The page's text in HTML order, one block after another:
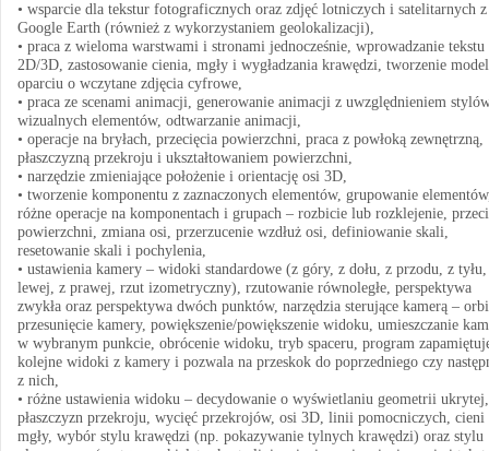
• wsparcie dla tekstur fotograficznych oraz zdjęć lotniczych i satelitarnych z
Google Earth (również z wykorzystaniem geolokalizacji),
• praca z wieloma warstwami i stronami jednocześnie, wprowadzanie tekstu
2D/3D, zastosowanie cienia, mgły i wygładzania krawędzi, tworzenie
oparciu o wczytane zdjęcia cyfrowe,
• praca ze scenami animacji, generowanie animacji z uwzględnieniem
wizualnych elementów, odtwarzanie animacji,
• operacje na bryłach, przecięcia powierzchni, praca z powłoką zewnętrzną,
płaszczyzną przekroju i ukształtowaniem powierzchni,
• narzędzie zmieniające położenie i orientację osi 3D,
• tworzenie komponentu z zaznaczonych elementów, grupowanie
różne operacje na komponentach i grupach – rozbicie lub rozklejenie,
powierzchni, zmiana osi, przerzucenie wzdłuż osi, definiowanie skali,
resetowanie skali i pochylenia,
• ustawienia kamery – widoki standardowe (z góry, z dołu, z przodu, z
lewej, z prawej, rzut izometryczny), rzutowanie równoległe, perspektywa
zwykła oraz perspektywa dwóch punktów, narzędzia sterujące kamerą –
przesunięcie kamery, powiększenie/powiększenie widoku, umieszczanie
w wybranym punkcie, obrócenie widoku, tryb spaceru, program
kolejne widoki z kamery i pozwala na przeskok do poprzedniego czy
z nich,
• różne ustawienia widoku – decydowanie o wyświetlaniu geometrii ukrytej,
płaszczyzn przekroju, wycięć przekrojów, osi 3D, linii pomocniczych, cieni
mgły, wybór stylu krawędzi (np. pokazywanie tylnych krawędzi) oraz stylu